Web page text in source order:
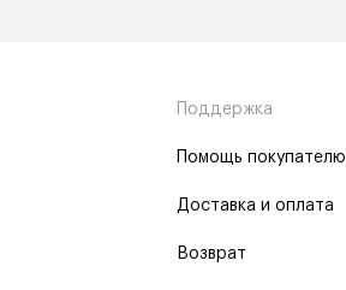
Поддержка
Помощь покупателю
Доставка и оплата
Возврат